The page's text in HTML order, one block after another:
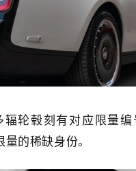
辐轮毂刻有对应限量编
量的稀缺身份。